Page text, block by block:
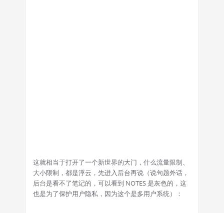
这就相当于打开了一个新世界的大门，什么流量限制、
大小限制，都是浮云，先进入后台再说（说句题外话，
后台是看不了笔记的，可以看到 NOTES 是灰色的，这
也是为了保护用户隐私，因为这个是多用户系统）：